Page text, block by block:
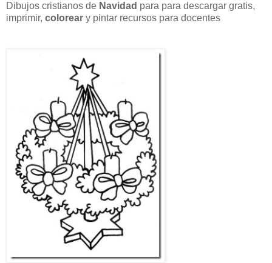
Dibujos cristianos de Navidad para para descargar gratis,
imprimir, colorear y pintar recursos para docentes